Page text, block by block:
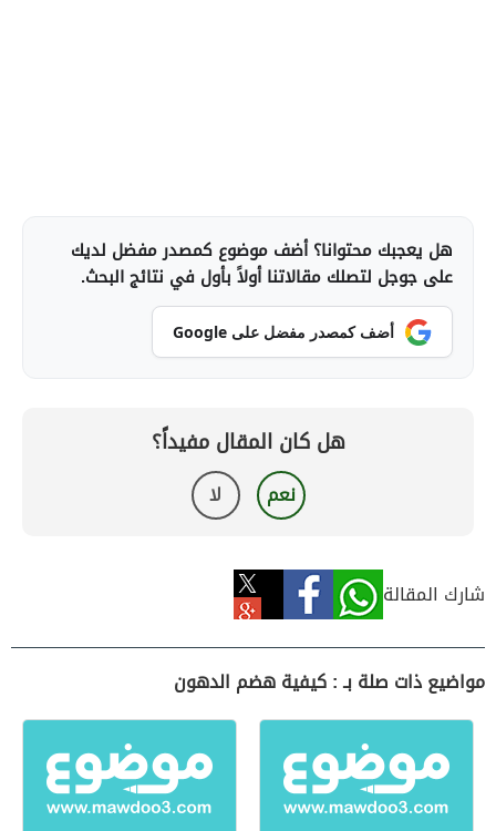
هل يعجبك محتوانا؟ أضف موضوع كمصدر مفضل لديك
على جوجل لتصلك مقالاتنا أولاً بأول في نتائج البحث.
أضف كمصدر مفضل على Google
هل كان المقال مفيداً؟
نعم لا
شارك المقالة
مواضيع ذات صلة بـ : كيفية هضم الدهون